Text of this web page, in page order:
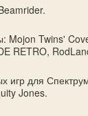
Mojon Twins'
RETRO,
игр для
Jones.